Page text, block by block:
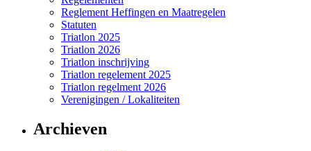
Reglement Heffingen en Maatregelen
Statuten
Triatlon 2025
Triatlon 2026
Triatlon inschrijving
Triatlon regelement 2025
Triatlon regelment 2026
Verenigingen / Lokaliteiten
Archieven